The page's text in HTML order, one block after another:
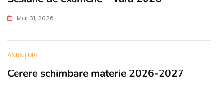
Mai 31, 2026
ANUNȚURI
Cerere schimbare materie 2026-2027